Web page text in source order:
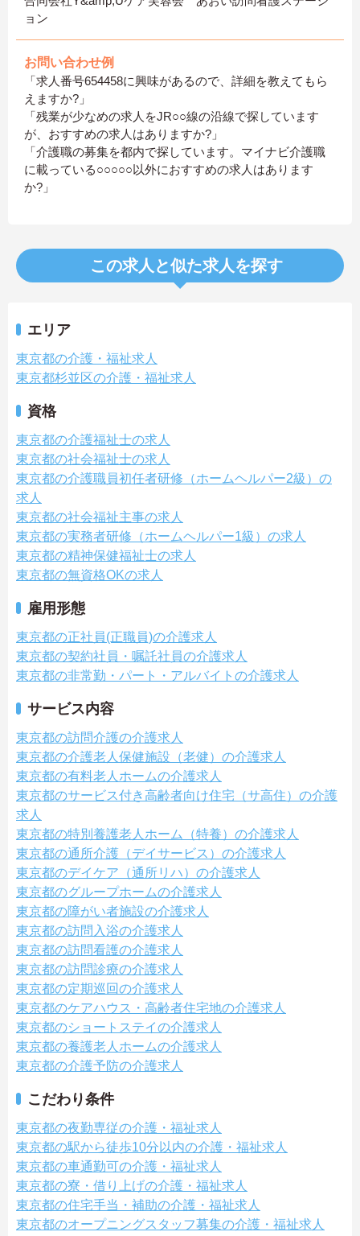
ョン
お問い合わせ例
「求人番号654458に興味があるので、詳細を教えてもら
えますか?」
「残業が少なめの求人をJR○○線の沿線で探しています
が、おすすめの求人はありますか?」
「介護職の募集を都内で探しています。マイナビ介護職
に載っている○○○○○以外におすすめの求人はあります
か?」
この求人と似た求人を探す
エリア
東京都の介護・福祉求人
東京都杉並区の介護・福祉求人
資格
東京都の介護福祉士の求人
東京都の社会福祉士の求人
東京都の介護職員初任者研修（ホームヘルパー2級）の
求人
東京都の社会福祉主事の求人
東京都の実務者研修（ホームヘルパー1級）の求人
東京都の精神保健福祉士の求人
東京都の無資格OKの求人
雇用形態
東京都の正社員(正職員)の介護求人
東京都の契約社員・嘱託社員の介護求人
東京都の非常勤・パート・アルバイトの介護求人
サービス内容
東京都の訪問介護の介護求人
東京都の介護老人保健施設（老健）の介護求人
東京都の有料老人ホームの介護求人
東京都のサービス付き高齢者向け住宅（サ高住）の介護
求人
東京都の特別養護老人ホーム（特養）の介護求人
東京都の通所介護（デイサービス）の介護求人
東京都のデイケア（通所リハ）の介護求人
東京都のグループホームの介護求人
東京都の障がい者施設の介護求人
東京都の訪問入浴の介護求人
東京都の訪問看護の介護求人
東京都の訪問診療の介護求人
東京都の定期巡回の介護求人
東京都のケアハウス・高齢者住宅地の介護求人
東京都のショートステイの介護求人
東京都の養護老人ホームの介護求人
東京都の介護予防の介護求人
こだわり条件
東京都の夜勤専従の介護・福祉求人
東京都の駅から徒歩10分以内の介護・福祉求人
東京都の車通勤可の介護・福祉求人
東京都の寮・借り上げの介護・福祉求人
東京都の住宅手当・補助の介護・福祉求人
東京都のオープニングスタッフ募集の介護・福祉求人